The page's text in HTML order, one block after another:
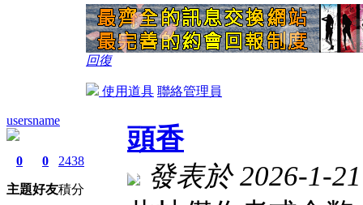
回復
使用道具 聯絡管理員
usersname
0
主題
0
好友
2438
積分
頭香
發表於 2026-1-